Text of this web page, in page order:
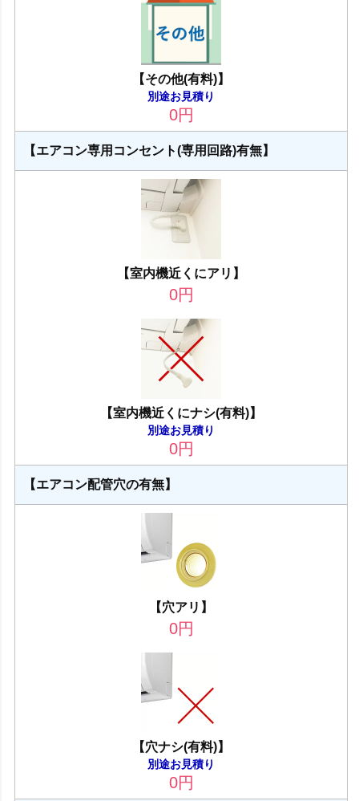
【その他(有料)】
別途お見積り
0円
【エアコン専用コンセント(専用回路)有無】
【室内機近くにアリ】
0円
【室内機近くにナシ(有料)】
別途お見積り
0円
【エアコン配管穴の有無】
【穴アリ】
0円
【穴ナシ(有料)】
別途お見積り
0円